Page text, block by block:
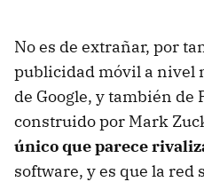
No es de extrañar, por
publicidad móvil a nivel
de Google, y también de
construido por Mark
único que parece
software, y es que la red